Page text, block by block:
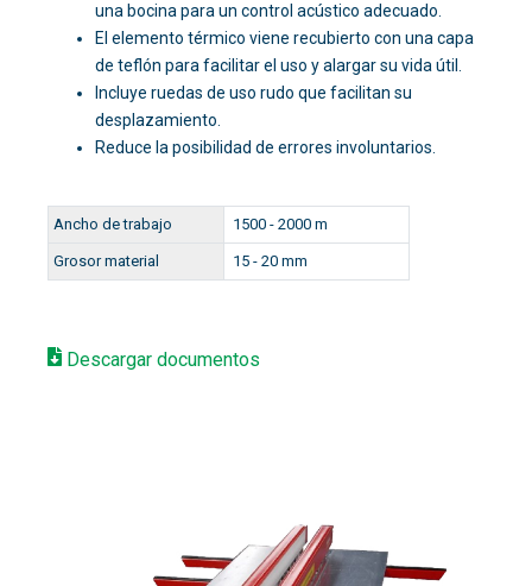
una bocina para un control acústico adecuado.
El elemento térmico viene recubierto con una capa
de teflón para facilitar el uso y alargar su vida útil.
Incluye ruedas de uso rudo que facilitan su
desplazamiento.
Reduce la posibilidad de errores involuntarios.
Ancho de trabajo 1500 - 2000 m
Grosor material 15 - 20 mm
Descargar documentos